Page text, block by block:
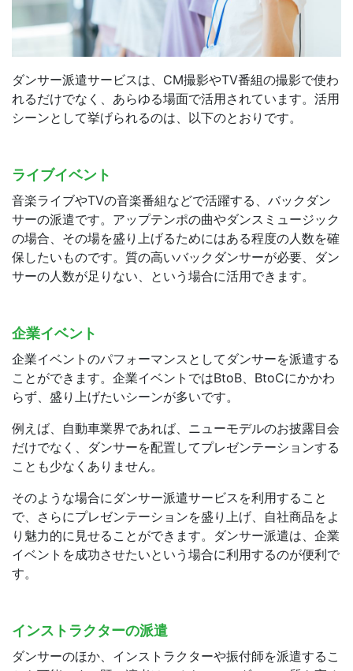
ダンサー派遣サービスは、CM撮影やTV番組の撮影で使わ
れるだけでなく、あらゆる場面で活用されています。活用
シーンとして挙げられるのは、以下のとおりです。
ライブイベント
音楽ライブやTVの音楽番組などで活躍する、バックダン
サーの派遣です。アップテンポの曲やダンスミュージック
の場合、その場を盛り上げるためにはある程度の人数を確
保したいものです。質の高いバックダンサーが必要、ダン
サーの人数が足りない、という場合に活用できます。
企業イベント
企業イベントのパフォーマンスとしてダンサーを派遣する
ことができます。企業イベントではBtoB、BtoCにかかわ
らず、盛り上げたいシーンが多いです。
例えば、自動車業界であれば、ニューモデルのお披露目会
だけでなく、ダンサーを配置してプレゼンテーションする
ことも少なくありません。
そのような場合にダンサー派遣サービスを利用すること
で、さらにプレゼンテーションを盛り上げ、自社商品をよ
り魅力的に見せることができます。ダンサー派遣は、企業
イベントを成功させたいという場合に利用するのが便利で
す。
インストラクターの派遣
ダンサーのほか、インストラクターや振付師を派遣するこ